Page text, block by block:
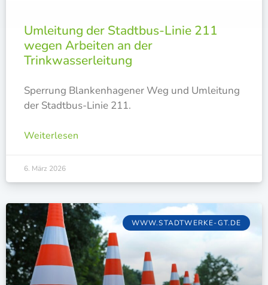
Umleitung der Stadtbus-Linie 211
wegen Arbeiten an der
Trinkwasserleitung
Sper­rung Blan­ken­ha­ge­ner Weg und Umlei­tung
der Stadt­bus-Linie 211.
Weiterlesen
6. März 2026
WWW.STADTWERKE-GT.DE